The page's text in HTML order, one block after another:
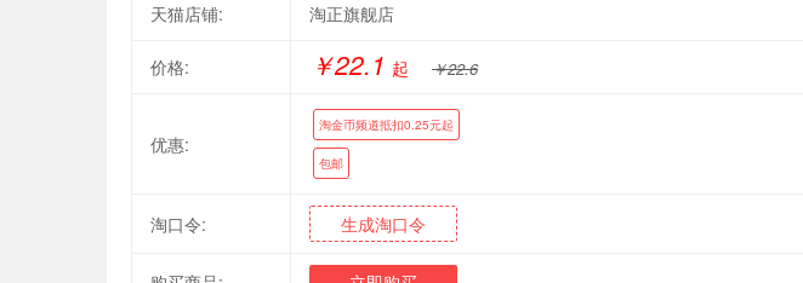
天猫店铺: 淘正旗舰店
价格: ￥22.1 起 ￥22.6
优惠:
淘金币频道抵扣0.25元起
包邮
淘口令: 生成淘口令